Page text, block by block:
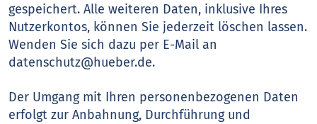
gespeichert. Alle weiteren Daten, inklusive Ihres
Nutzerkontos, können Sie jederzeit löschen lassen.
Wenden Sie sich dazu per E-Mail an
datenschutz@hueber.de.
Der Umgang mit Ihren personenbezogenen Daten
erfolgt zur Anbahnung, Durchführung und